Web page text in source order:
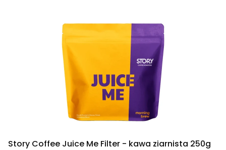
Story Coffee Juice Me Filter - kawa ziarnista 250g